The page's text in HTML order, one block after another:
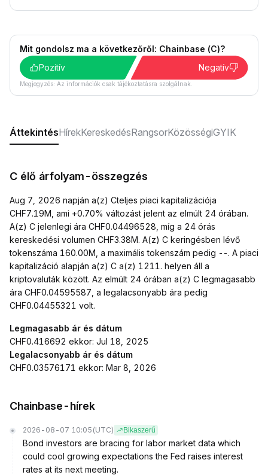
Mit gondolsz ma a következőről: Chainbase (C)?
Pozitív
Negatív
Megjegyzés: Az információk csak tájékoztatásra szolgálnak.
ÁttekintésHírekKereskedésRangsorKözösségiGYIK
C élő árfolyam-összegzés
Aug 7, 2026 napján a(z) Cteljes piaci kapitalizációja
CHF7.19M, ami +0.70% változást jelent az elmúlt 24 órában.
A(z) C jelenlegi ára CHF0.04496528, míg a 24 órás
kereskedési volumen CHF3.38M. A(z) C keringésben lévő
tokenszáma 160.00M, a maximális tokenszám pedig --. A piaci
kapitalizáció alapján a(z) C a(z) 1211. helyen áll a
kriptovaluták között. Az elmúlt 24 órában a(z) C legmagasabb
ára CHF0.04595587, a legalacsonyabb ára pedig
CHF0.04455321 volt.
Legmagasabb ár és dátum
CHF0.416692 ekkor: Jul 18, 2025
Legalacsonyabb ár és dátum
CHF0.03576171 ekkor: Mar 8, 2026
Chainbase-hírek
2026-08-07 10:05 (UTC) Bikaszerű
Bond investors are bracing for labor market data which
could cool growing expectations the Fed raises interest
rates at its next meeting.